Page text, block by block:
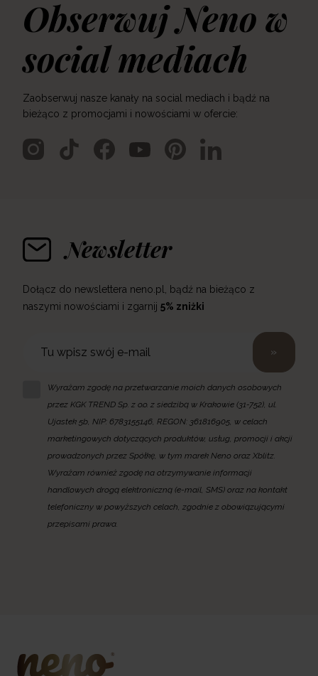
Obserwuj Neno w
social mediach
Zaobserwuj nasze kanały na social mediach i bądź na
bieżąco z promocjami i nowościami w ofercie:
Newsletter
Dołącz do newslettera neno.pl, bądź na bieżąco z
naszymi nowościami i zgarnij 5% zniżki
»
Wyrażam zgodę na przetwarzanie moich danych osobowych
przez KGK TREND Sp. z o.o. z siedzibą w Krakowie (31-752), ul.
Ujastek 5b, NIP: 6783155146, REGON: 361816905, w celach
marketingowych dotyczących produktów, usług, promocji i akcji
prowadzonych przez Spółkę, w tym marek Neno oraz Xblitz.
Wyrażam również zgodę na otrzymywanie informacji
handlowych drogą elektroniczną (e-mail, SMS) oraz na kontakt
telefoniczny w powyższych celach, zgodnie z obowiązującymi
przepisami prawa.